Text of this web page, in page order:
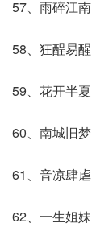
57、雨碎江南
58、狂酲易醒
59、花开半夏
60、南城旧梦
61、音凉肆虐
62、一生姐妹